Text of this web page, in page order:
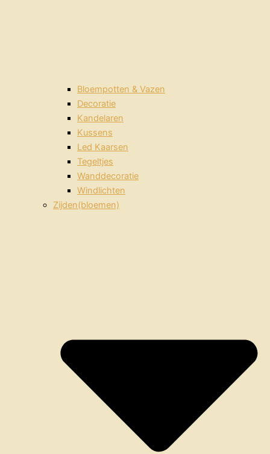
Bloempotten & Vazen
Decoratie
Kandelaren
Kussens
Led Kaarsen
Tegeltjes
Wanddecoratie
Windlichten
Zijden(bloemen)